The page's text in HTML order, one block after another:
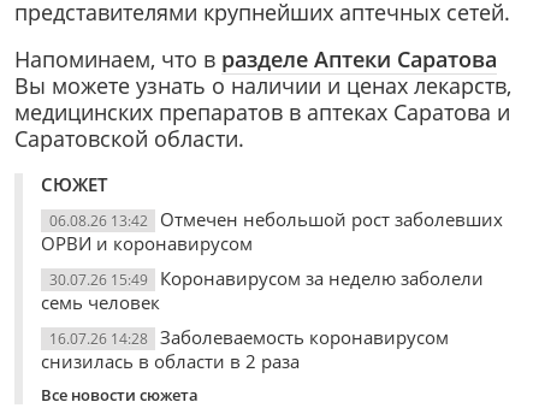
представителями крупнейших аптечных сетей.
Напоминаем, что в разделе Аптеки Саратова
Вы можете узнать о наличии и ценах лекарств,
медицинских препаратов в аптеках Саратова и
Саратовской области.
СЮЖЕТ
06.08.26 13:42
Отмечен небольшой рост заболевших
ОРВИ и коронавирусом
30.07.26 15:49
Коронавирусом за неделю заболели
семь человек
16.07.26 14:28
Заболеваемость коронавирусом
снизилась в области в 2 раза
Все новости сюжета